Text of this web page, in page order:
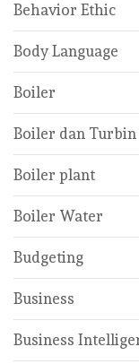
Behavior Ethic
Body Language
Boiler
Boiler dan Turbin
Boiler plant
Boiler Water
Budgeting
Business
Business